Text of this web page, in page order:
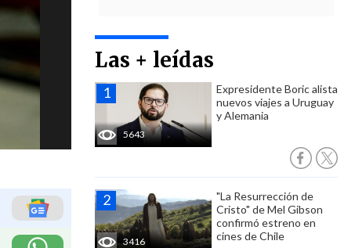
Las + leídas
5643
Expresidente Boric alista
nuevos viajes a Uruguay
y Alemania
3416
"La Resurrección de
Cristo" de Mel Gibson
confirmó estreno en
cines de Chile